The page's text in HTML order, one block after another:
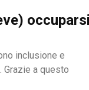
occuparsi
inclusione e
Grazie a questo